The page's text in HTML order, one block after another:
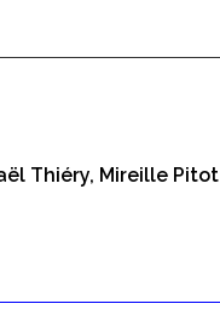
Thiéry, Mireille Pitot